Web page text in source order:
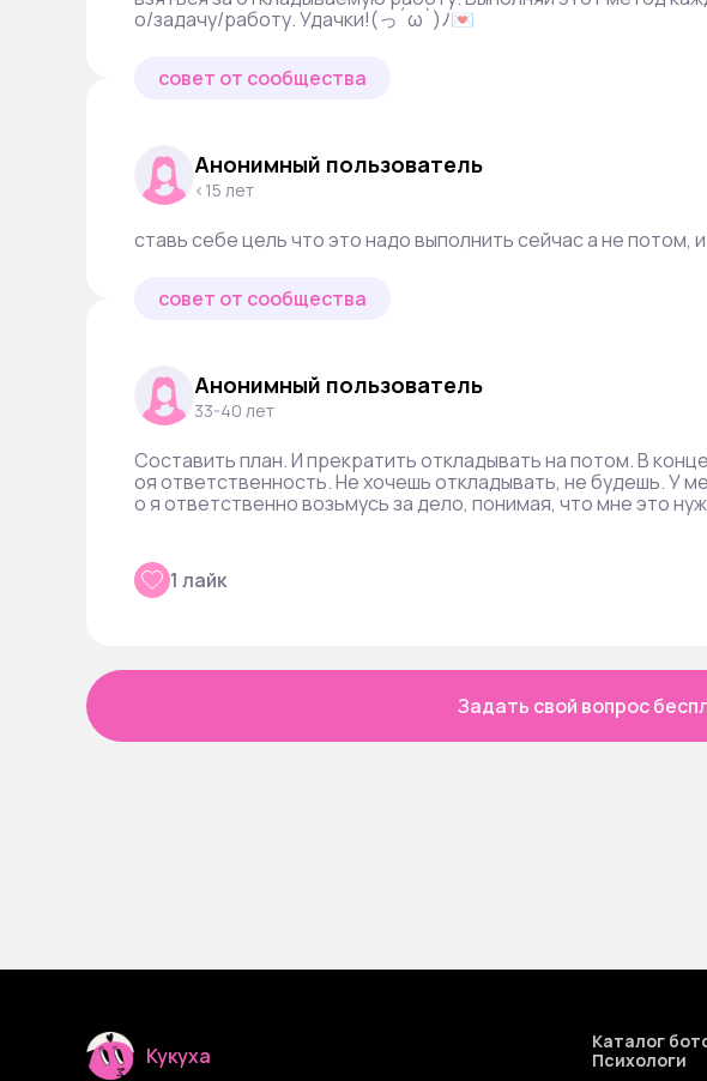
о/задачу/работу. Удачки!(っ´ω`)ﾉ💌
совет от сообщества
Анонимный пользователь
<15 лет
ставь себе цель что это надо выполнить сейчас а не потом,
совет от сообщества
Анонимный пользователь
33-40 лет
Составить план. И прекратить откладывать на потом. В
оя ответственность. Не хочешь откладывать, не будешь. У
о я ответственно возьмусь за дело, понимая, что мне это
1 лайк
Задать свой вопрос
Кукуха
Каталог
Психологи